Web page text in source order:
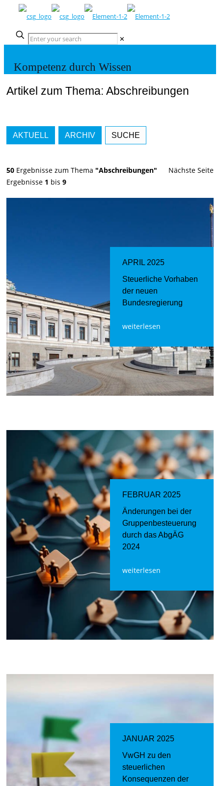
✕
Kompetenz durch Wissen
Artikel zum Thema: Abschreibungen
AKTUELL ARCHIV SUCHE
50 Ergebnisse zum Thema "Abschreibungen"
Ergebnisse 1 bis 9
Nächste Seite
APRIL 2025
Steuerliche Vorhaben
der neuen
Bundesregierung
weiterlesen
FEBRUAR 2025
Änderungen bei der
Gruppenbesteuerung
durch das AbgÄG
2024
weiterlesen
JANUAR 2025
VwGH zu den
steuerlichen
Konsequenzen der